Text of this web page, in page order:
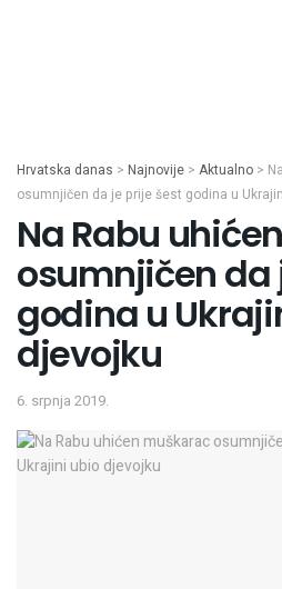
Hrvatska danas > Najnovije > Aktualno >
osumnjičen da je prije šest godina u
Na Rabu
osumnjičen da
godina u
djevojku
6. srpnja 2019.